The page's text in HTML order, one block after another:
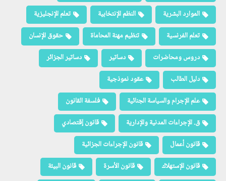
الموارد البشرية النظم الإنتخابية
تعلم الإنجليزية
تعلم الفرنسية
تنظيم مهنة المحاماة
حقوق الإنسان
دروس ومحاضرات
دساتير
دساتير الجزائر
دليل الطالب
عقود نموذجية
علم الإجرام والسياسة الجنائية
فلسفة القانون
ق. الإجراءات المدنية والإدارية
قانون إقتصادي
قانون أعمال
قانون الإجراءات الجزائية
قانون الإستهلاك
قانون الأسرة
قانون البيئة